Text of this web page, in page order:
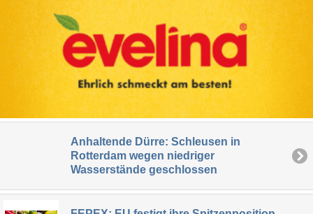
Anhaltende Dürre: Schleusen in
Rotterdam wegen niedriger
Wasserstände geschlossen